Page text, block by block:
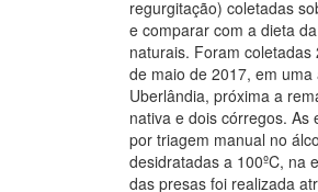
regurgitação) coletadas
e comparar com a dieta
naturais. Foram
de maio de 2017, em
Uberlândia, próxima a
nativa e dois córregos. As
por triagem manual no
desidratadas a 100ºC, na
das presas foi realizada